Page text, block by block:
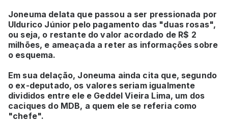
Joneuma delata que passou a ser pressionada por
Uldurico Júnior pelo pagamento das "duas rosas",
ou seja, o restante do valor acordado de R$ 2
milhões, e ameaçada a reter as informações sobre
o esquema.
Em sua delação, Joneuma ainda cita que, segundo
o ex-deputado, os valores seriam igualmente
divididos entre ele e Geddel Vieira Lima, um dos
caciques do MDB, a quem ele se referia como
"chefe".